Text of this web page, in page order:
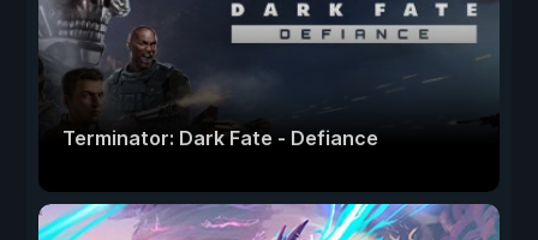
Terminator: Dark Fate - Defiance